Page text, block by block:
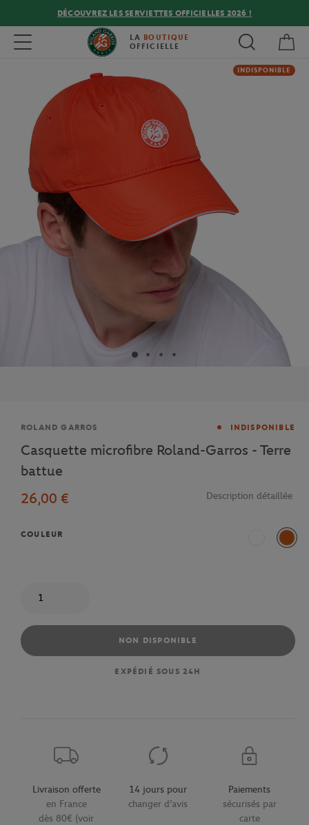
DÉCOUVREZ LES SERVIETTES OFFICIELLES 2026 !
Toggle navigation LA BOUTIQUE
OFFICIELLE
INDISPONIBLE
Marque
ROLAND GARROS INDISPONIBLE
Casquette microfibre Roland-Garros - Terre
battue
26,00 €
Description détaillée
COULEUR
Blanc
NON DISPONIBLE
EXPÉDIÉ SOUS 24H
Livraison offerte
en France
dès 80€ (voir
14 jours pour
changer d'avis
Paiements
sécurisés par
carte